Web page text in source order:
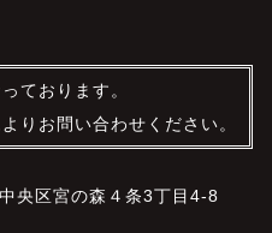
ております。
りお問い合わせください。
央区宮の森４条3丁目4-8